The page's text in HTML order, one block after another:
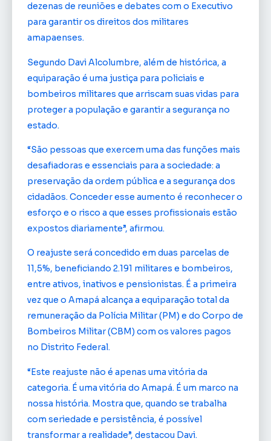
dezenas de reuniões e debates com o Executivo
para garantir os direitos dos militares
amapaenses.
Segundo Davi Alcolumbre, além de histórica, a
equiparação é uma justiça para policiais e
bombeiros militares que arriscam suas vidas para
proteger a população e garantir a segurança no
estado.
“São pessoas que exercem uma das funções mais
desafiadoras e essenciais para a sociedade: a
preservação da ordem pública e a segurança dos
cidadãos. Conceder esse aumento é reconhecer o
esforço e o risco a que esses profissionais estão
expostos diariamente”, afirmou.
O reajuste será concedido em duas parcelas de
11,5%, beneficiando 2.191 militares e bombeiros,
entre ativos, inativos e pensionistas. É a primeira
vez que o Amapá alcança a equiparação total da
remuneração da Polícia Militar (PM) e do Corpo de
Bombeiros Militar (CBM) com os valores pagos
no Distrito Federal.
“Este reajuste não é apenas uma vitória da
categoria. É uma vitória do Amapá. É um marco na
nossa história. Mostra que, quando se trabalha
com seriedade e persistência, é possível
transformar a realidade”, destacou Davi.